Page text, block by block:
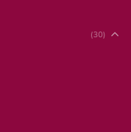
(30)